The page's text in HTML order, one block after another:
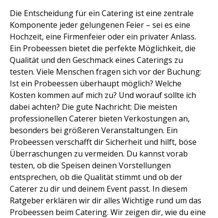
Die Entscheidung für ein Catering ist eine zentrale
Komponente jeder gelungenen Feier – sei es eine
Hochzeit, eine Firmenfeier oder ein privater Anlass.
Ein Probeessen bietet die perfekte Möglichkeit, die
Qualität und den Geschmack eines Caterings zu
testen. Viele Menschen fragen sich vor der Buchung:
Ist ein Probeessen überhaupt möglich? Welche
Kosten kommen auf mich zu? Und worauf sollte ich
dabei achten? Die gute Nachricht: Die meisten
professionellen Caterer bieten Verkostungen an,
besonders bei größeren Veranstaltungen. Ein
Probeessen verschafft dir Sicherheit und hilft, böse
Überraschungen zu vermeiden. Du kannst vorab
testen, ob die Speisen deinen Vorstellungen
entsprechen, ob die Qualität stimmt und ob der
Caterer zu dir und deinem Event passt. In diesem
Ratgeber erklären wir dir alles Wichtige rund um das
Probeessen beim Catering. Wir zeigen dir, wie du eine